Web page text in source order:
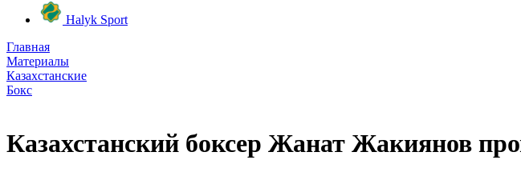
Halyk Sport
Главная
Материалы
Казахстанские
Бокс
Казахстанский боксер Жанат Жакиянов